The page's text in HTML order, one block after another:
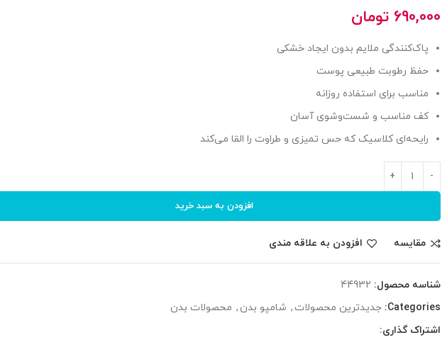
690,000 تومان
پاک‌کنندگی ملایم بدون ایجاد خشکی
حفظ رطوبت طبیعی پوست
مناسب برای استفاده روزانه
کف مناسب و شست‌وشوی آسان
رایحه‌ای کلاسیک که حس تمیزی و طراوت را القا می‌کند
افزودن به سبد خرید
مقایسه افزودن به علاقه مندی
شناسه محصول: 44932
Categories: جدیدترین محصولات , شامپو بدن , محصولات بدن
اشتراک گذاری: